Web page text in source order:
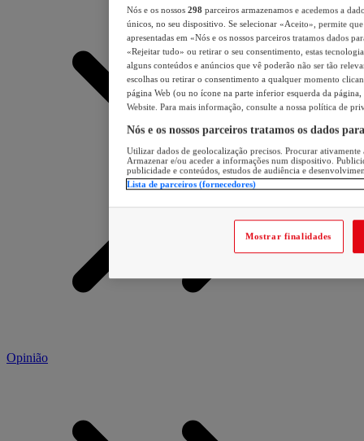
Opinião
Nós e os nossos 298 parceiros armazenamos e acedemos a
únicos, no seu dispositivo. Se selecionar «Aceito», permite
apresentadas em «Nós e os nossos parceiros tratamos dados
«Rejeitar tudo» ou retirar o seu consentimento, estas
alguns conteúdos e anúncios que vê poderão não ser tão
escolhas ou retirar o consentimento a qualquer momento
página Web (ou no ícone na parte inferior esquerda da página,
Website. Para mais informação, consulte a nossa política de
Nós e os nossos parceiros tratamos os dados
Utilizar dados de geolocalização precisos. Procurar
Armazenar e/ou aceder a informações num dispositivo.
publicidade e conteúdos, estudos de audiência e
Lista de parceiros (fornecedores)
Mostrar finalidades